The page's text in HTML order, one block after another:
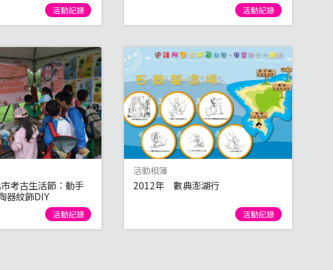
活動記錄 活動記錄
考古生活節：動手
器紋飾DIY
活動記錄
活動相簿
2012年 數典澎湖行
活動記錄